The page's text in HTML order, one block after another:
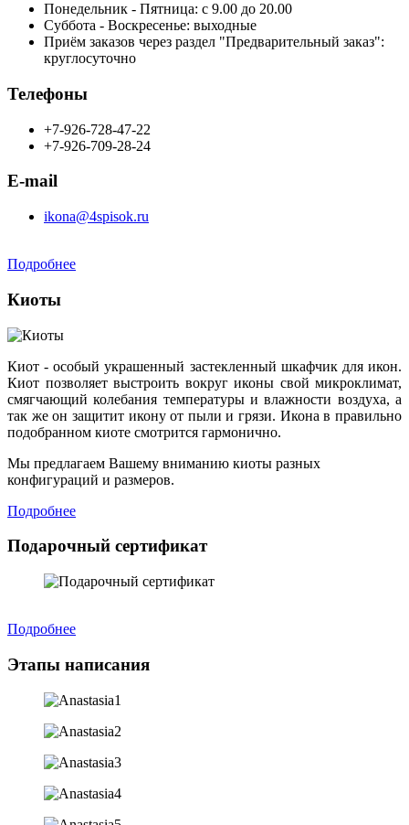
Понедельник - Пятница: с 9.00 до 20.00
Суббота - Воскресенье: выходные
Приём заказов через раздел "Предварительный заказ":
круглосуточно
Телефоны
+7-926-728-47-22
+7-926-709-28-24
E-mail
ikona@4spisok.ru
Подробнее
Киоты
Киот - особый украшенный застекленный шкафчик для икон.
Киот позволяет выстроить вокруг иконы свой микроклимат,
смягчающий колебания температуры и влажности воздуха, а
так же он защитит икону от пыли и грязи. Икона в правильно
подобранном киоте смотрится гармонично.
Мы предлагаем Вашему вниманию киоты разных
конфигураций и размеров.
Подробнее
Подарочный сертификат
Подробнее
Этапы написания